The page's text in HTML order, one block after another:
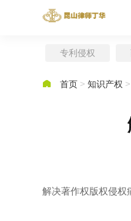
专利侵权
 首页 > 知识产权 >
解决著作权版权侵权